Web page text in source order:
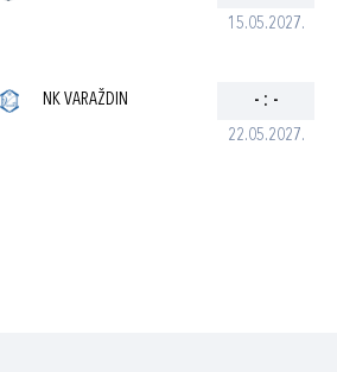
15.05.2027.
22.05.2027.
NK VARAŽDIN - : -